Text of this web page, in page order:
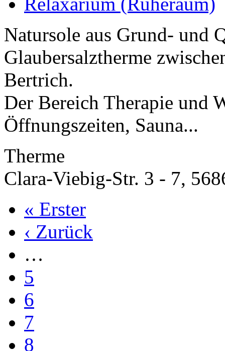
Natursole aus Grund- und
Glaubersalztherme
Bertrich.
Der Bereich Therapie und
Öffnungszeiten, Sauna...
Therme
Clara-Viebig-Str. 3 - 7,
« Erster
‹ Zurück
…
5
6
7
8